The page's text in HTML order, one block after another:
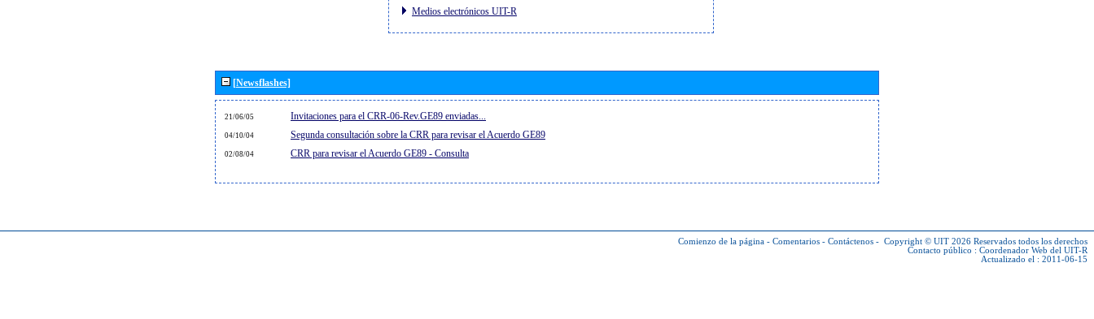
Medios electrónicos UIT-R
[Newsflashes]
21/06/05 Invitaciones para el CRR-06-Rev.GE89 enviadas...
04/10/04 Segunda consultación sobre la CRR para revisar el Acuerdo GE89
02/08/04 CRR para revisar el Acuerdo GE89 - Consulta
Comienzo de la página - Comentarios - Contáctenos - Copyright © UIT 2026 Reservados todos los derechos
Contacto público : Coordenador Web del UIT-R
Actualizado el : 2011-06-15